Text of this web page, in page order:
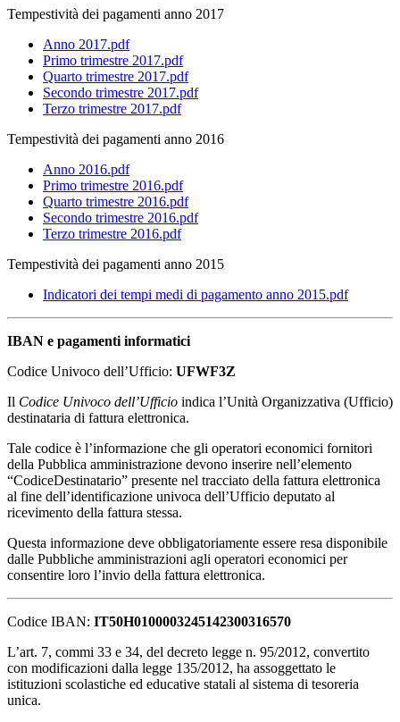
Tempestività dei pagamenti anno 2017
Anno 2017.pdf
Primo trimestre 2017.pdf
Quarto trimestre 2017.pdf
Secondo trimestre 2017.pdf
Terzo trimestre 2017.pdf
Tempestività dei pagamenti anno 2016
Anno 2016.pdf
Primo trimestre 2016.pdf
Quarto trimestre 2016.pdf
Secondo trimestre 2016.pdf
Terzo trimestre 2016.pdf
Tempestività dei pagamenti anno 2015
Indicatori dei tempi medi di pagamento anno 2015.pdf
IBAN e pagamenti informatici
Codice Univoco dell’Ufficio: UFWF3Z
Il Codice Univoco dell’Ufficio indica l’Unità Organizzativa (Ufficio)
destinataria di fattura elettronica.
Tale codice è l’informazione che gli operatori economici fornitori
della Pubblica amministrazione devono inserire nell’elemento
“CodiceDestinatario” presente nel tracciato della fattura elettronica
al fine dell’identificazione univoca dell’Ufficio deputato al
ricevimento della fattura stessa.
Questa informazione deve obbligatoriamente essere resa disponibile
dalle Pubbliche amministrazioni agli operatori economici per
consentire loro l’invio della fattura elettronica.
Codice IBAN: IT50H0100003245142300316570
L’art. 7, commi 33 e 34, del decreto legge n. 95/2012, convertito
con modificazioni dalla legge 135/2012, ha assoggettato le
istituzioni scolastiche ed educative statali al sistema di tesoreria
unica.